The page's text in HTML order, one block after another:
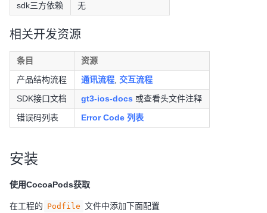
sdk三方依赖 无
相关开发资源
条目
资源
产品结构流程
通讯流程 交互流程
SDK接口文档
gt3-ios-docs 或查看头文件注释
错误码列表
Error Code 列表
安装
使用CocoaPods获取
在工程的 Podfile 文件中添加下面配置